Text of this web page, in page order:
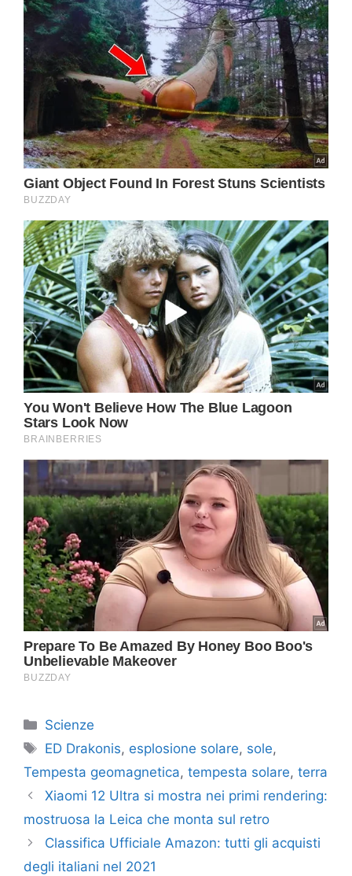
Categorie
Scienze
Tag
ED Drakonis, esplosione solare, sole,
Tempesta geomagnetica, tempesta solare, terra
Xiaomi 12 Ultra si mostra nei primi rendering:
mostruosa la Leica che monta sul retro
Classifica Ufficiale Amazon: tutti gli acquisti
degli italiani nel 2021